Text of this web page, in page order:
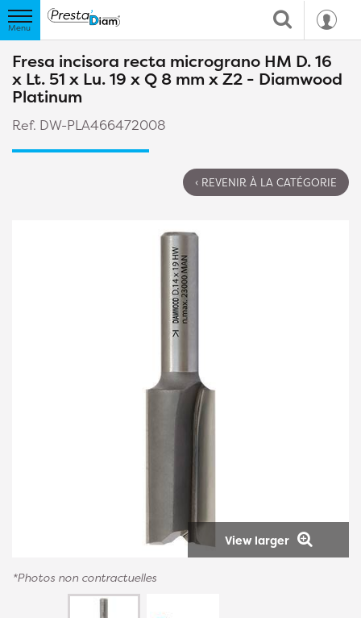
Fresa incisora recta micrograno HM D. 16
x Lt. 51 x Lu. 19 x Q 8 mm x Z2 - Diamwood
Platinum
Ref. DW-PLA466472008
‹ REVENIR À LA CATÉGORIE
View larger
*Photos non contractuelles